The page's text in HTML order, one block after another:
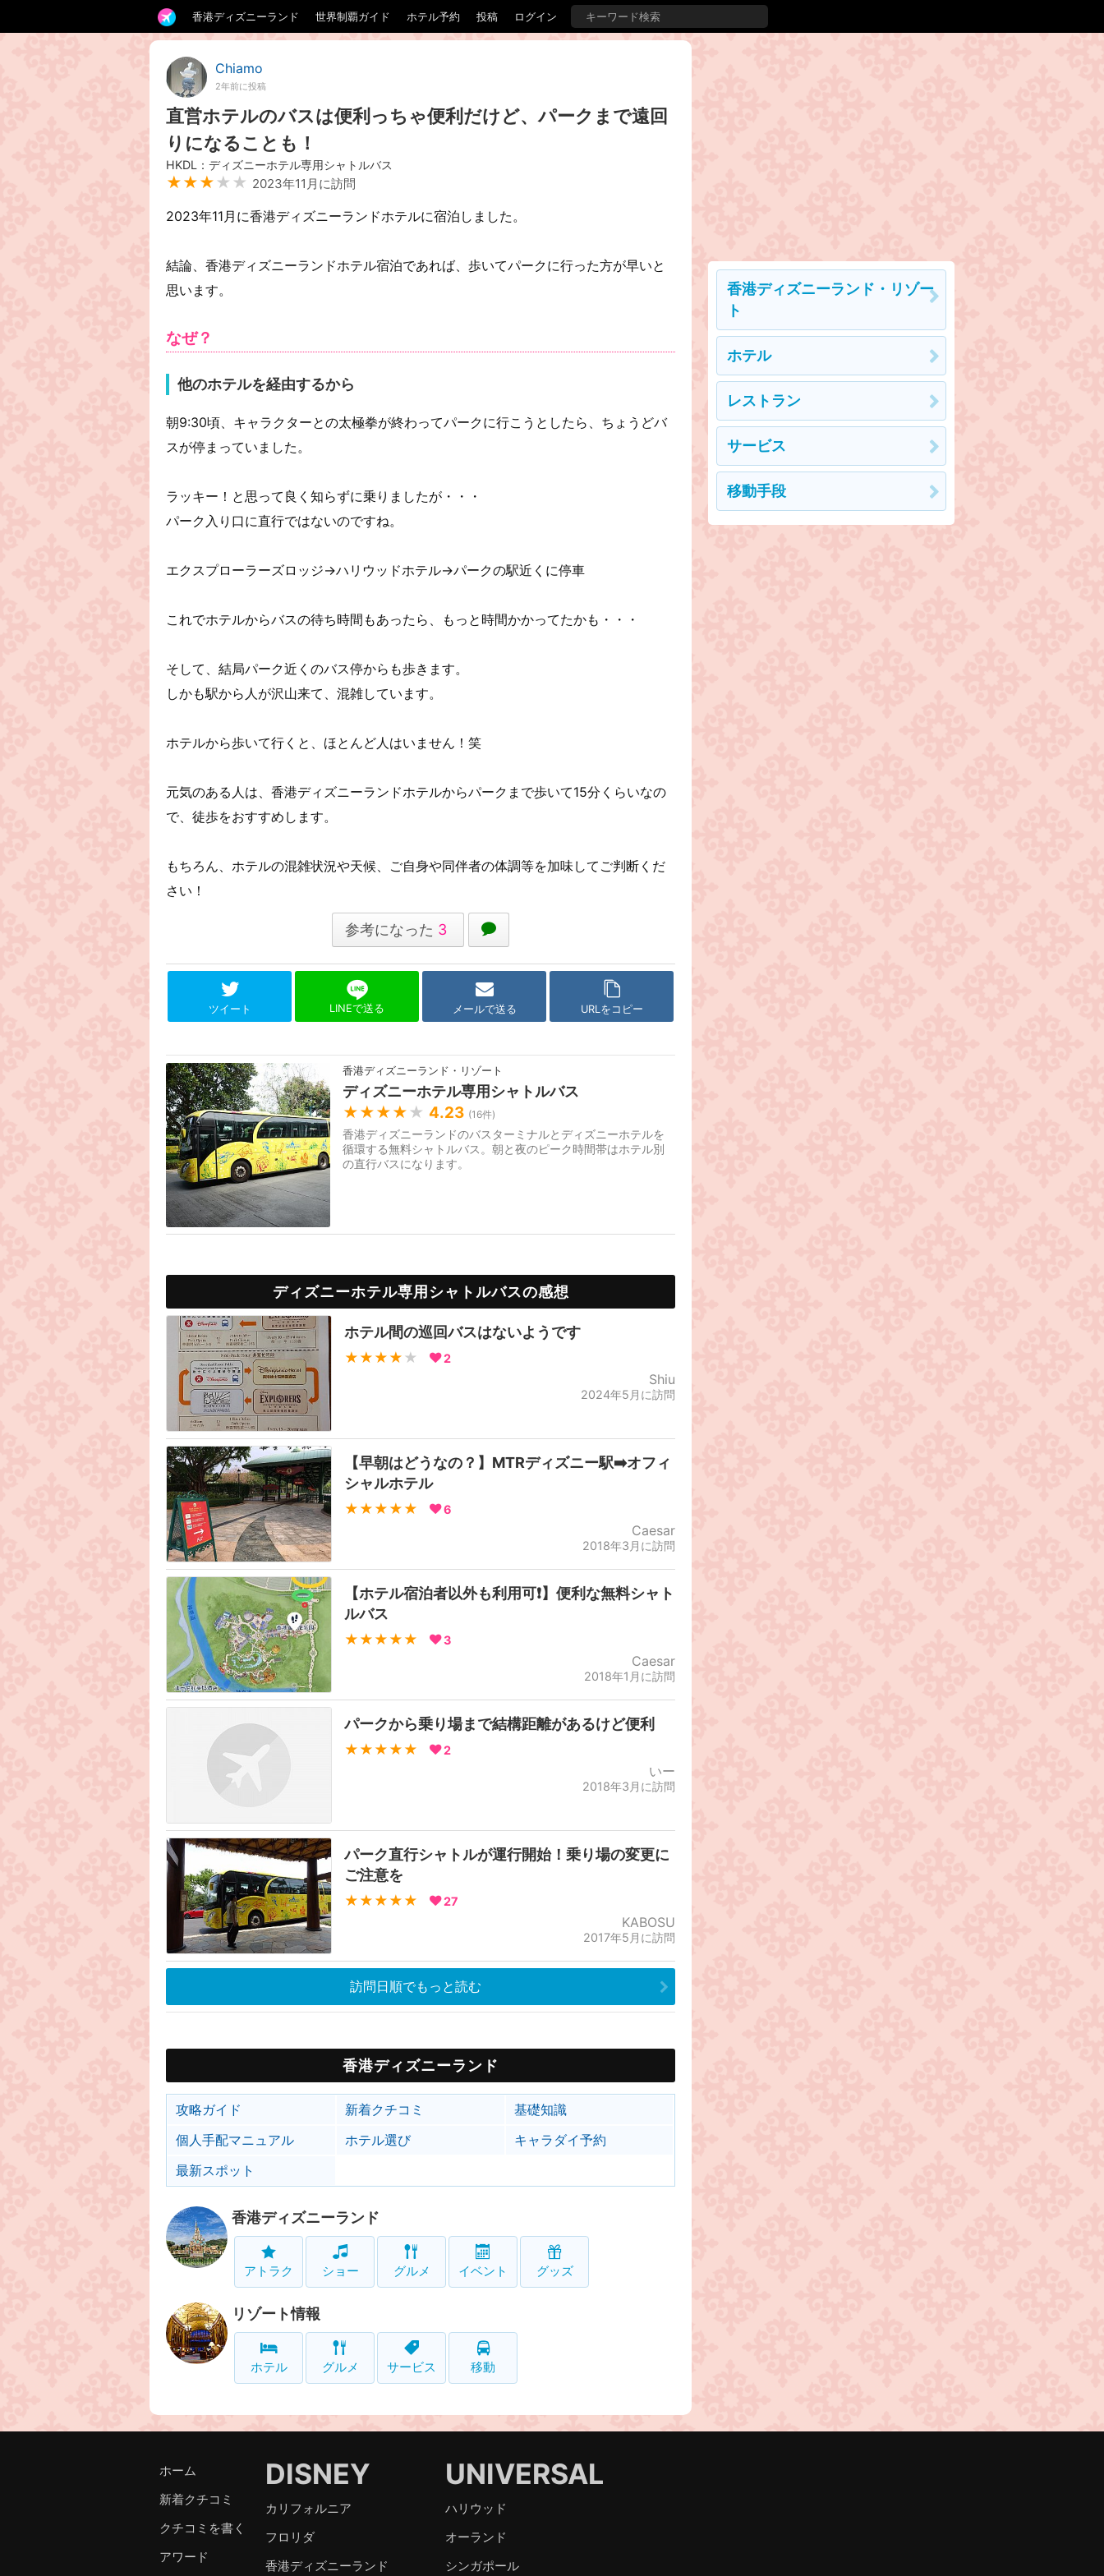
香港ディズニーランド 世界制覇ガイド ホテル予約 投稿 ログイン
Chiamo
2年前に投稿
直営ホテルのバスは便利っちゃ便利だけど、パークまで遠回
りになることも！
HKDL：ディズニーホテル専用シャトルバス
★★★ ★★ 2023年11月に訪問
2023年11月に香港ディズニーランドホテルに宿泊しました。
結論、香港ディズニーランドホテル宿泊であれば、歩いてパークに行った方が早いと
思います。
なぜ？
他のホテルを経由するから
朝9:30頃、キャラクターとの太極拳が終わってパークに行こうとしたら、ちょうどバ
スが停まっていました。
ラッキー！と思って良く知らずに乗りましたが・・・
パーク入り口に直行ではないのですね。
エクスプローラーズロッジ→ハリウッドホテル→パークの駅近くに停車
これでホテルからバスの待ち時間もあったら、もっと時間かかってたかも・・・
そして、結局パーク近くのバス停からも歩きます。
しかも駅から人が沢山来て、混雑しています。
ホテルから歩いて行くと、ほとんど人はいません！笑
元気のある人は、香港ディズニーランドホテルからパークまで歩いて15分くらいなの
で、徒歩をおすすめします。
もちろん、ホテルの混雑状況や天候、ご自身や同伴者の体調等を加味してご判断くだ
さい！
参考になった 3
ツイート LINEで送る メールで送る URLをコピー
香港ディズニーランド・リゾート
ディズニーホテル専用シャトルバス
★★★★ ★ 4.23 (16件)
香港ディズニーランドのバスターミナルとディズニーホテルを
循環する無料シャトルバス。朝と夜のピーク時間帯はホテル別
の直行バスになります。
ディズニーホテル専用シャトルバスの感想
ホテル間の巡回バスはないようです
★★★★ ★ 2
Shiu
2024年5月に訪問
【早朝はどうなの？】MTRディズニー駅➡️オフィ
シャルホテル
★★★★★ 6
Caesar
2018年3月に訪問
【ホテル宿泊者以外も利用可❗️】便利な無料シャト
ルバス
★★★★★ 3
Caesar
2018年1月に訪問
パークから乗り場まで結構距離があるけど便利
★★★★★ 2
いー
2018年3月に訪問
パーク直行シャトルが運行開始！乗り場の変更に
ご注意を
★★★★★ 27
KABOSU
2017年5月に訪問
訪問日順でもっと読む
香港ディズニーランド
攻略ガイド 新着クチコミ
基礎知識
個人手配マニュアル
ホテル選び
キャラダイ予約
最新スポット
香港ディズニーランド
アトラク ショー グルメ イベント グッズ
リゾート情報
ホテル グルメ サービス 移動
香港ディズニーランド・リゾー
ト
ホテル
レストラン
サービス
移動手段
ホーム
新着クチコミ
クチコミを書く
アワード
DISNEY
カリフォルニア
フロリダ
香港ディズニーランド
UNIVERSAL
ハリウッド
オーランド
シンガポール